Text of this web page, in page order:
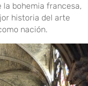
la bohemia francesa,
historia del arte
nación.